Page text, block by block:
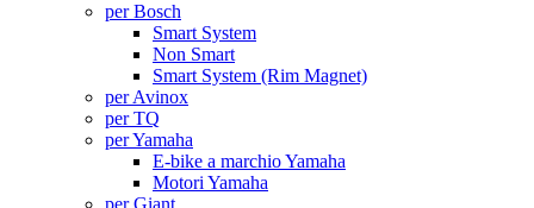
per Bosch
Smart System
Non Smart
Smart System (Rim Magnet)
per Avinox
per TQ
per Yamaha
E-bike a marchio Yamaha
Motori Yamaha
per Giant